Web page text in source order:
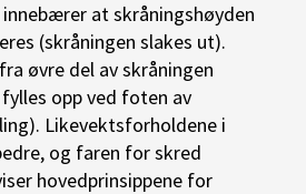
at skråningshøyden
(skråningen slakes ut).
øvre del av skråningen
opp ved foten av
Likevektsforholdene i
og faren for skred
hovedprinsippene for